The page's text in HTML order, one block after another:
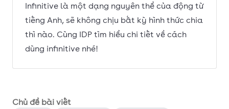
Infinitive là một dạng nguyên thể của động từ
tiếng Anh, sẽ không chịu bất kỳ hình thức chia
thì nào. Cùng IDP tìm hiểu chi tiết về cách
dùng infinitive nhé!
Chủ đề bài viết